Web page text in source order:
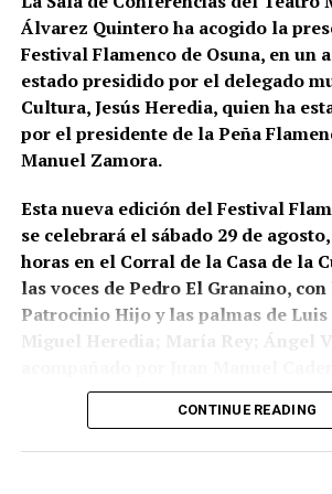
Puebla de Cazalla, Valencia,
además del registro de un domicilio
Puebla de Cazalla. La información
al menos por ahora, cuántas de las
registradas se encontraban
municipio sevillano, por lo que no
La operación se desarrolló bajo la
Sección Civil y de Instrucción del
Instancia de Morón de la Frontera,
órgano judicial competente en la
existencia y actual denominación de
Ministerio de Justicia.
Una estructura de más
Álvarez Quintero ha acogido la
Festival Flamenco de Osuna, en un
estado presidido por el delegado
Cultura, Jesús Heredia, quien ha
por el presidente de la Peña
Manuel Zamora.
Esta nueva edición del Festival
se celebrará el sábado 29 de
horas en el Corral de la Casa de la
las voces de Pedro El Granaino,
Patrocinio Hijo y las palmas de Luis
Miguel Heredia; María Rey; Ángel
toque y María José e Isabel León a
Montse Cortés acompañada por la
Eduardo Cortés.
CONTINUE READING